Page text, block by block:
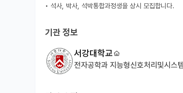
기관 정보
서강대학교
전자공학과 지능형신호처리및시스